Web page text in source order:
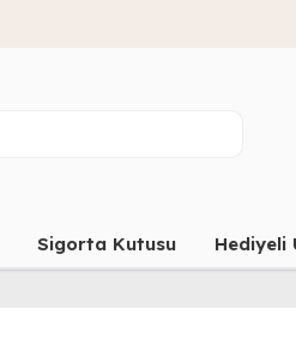
Sigorta Kutusu Hediyeli